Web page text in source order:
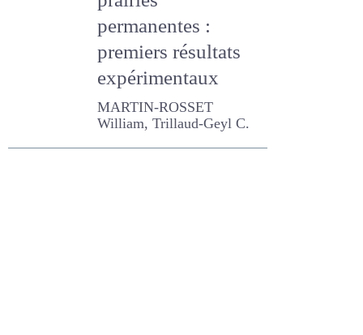
Pâturage associé
des chevaux et des
bovins sur des
prairies
permanentes :
premiers résultats